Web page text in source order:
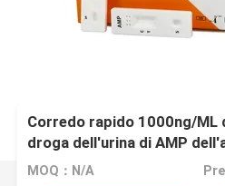
Corredo rapido 1000ng/ML
droga dell'urina di AMP
MOQ：N/A